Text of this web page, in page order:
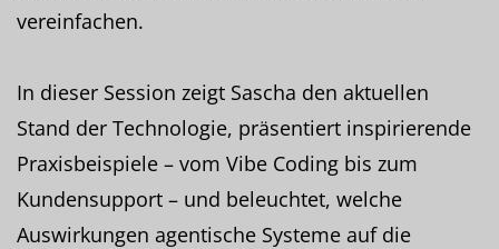
vereinfachen.
In dieser Session zeigt Sascha den aktuellen
Stand der Technologie, präsentiert inspirierende
Praxisbeispiele – vom Vibe Coding bis zum
Kundensupport – und beleuchtet, welche
Auswirkungen agentische Systeme auf die